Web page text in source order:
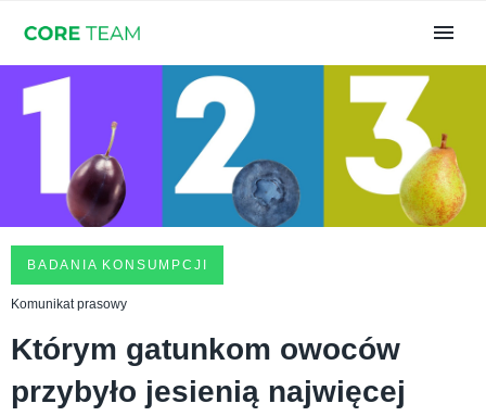
BADANIA KONSUMPCJI
Komunikat prasowy
Którym gatunkom owoców
przybyło jesienią najwięcej